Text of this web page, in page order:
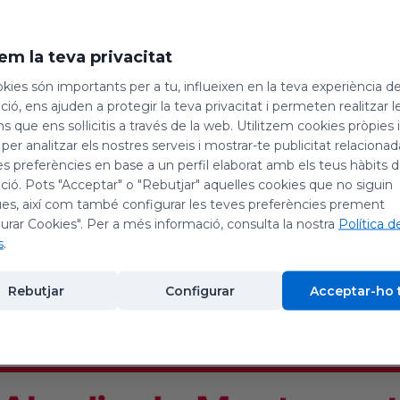
Interconfessional de
la teva privacitat
són importants per a tu, influeixen en la teva experiència de
ens ajuden a protegir la teva privacitat i permeten realitzar
que ens sol·licitis a través de la web. Utilitzem cookies pròpies
analitzar els nostres serveis i mostrar-te publicitat
preferències en base a un perfil elaborat amb els teus hàbits
Pots "Acceptar" o "Rebutjar" aquelles cookies que no siguin
així com també configurar les teves preferències prement
Cookies". Per a més informació, consulta la nostra Política
.
Rebutjar Configurar Acceptar-ho